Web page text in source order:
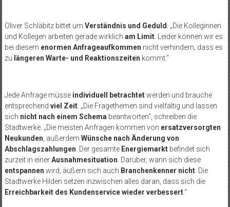
Oliver Schläbitz bittet um Verständnis und Geduld: „Die Kolleginnen
und Kollegen arbeiten gerade wirklich am Limit. Leider können wir es
bei diesem enormen Anfrageaufkommen nicht verhindern, dass es
zu längeren Warte- und Reaktionszeiten kommt.“
Jede Anfrage müsse individuell betrachtetwerden und brauche
entsprechend viel Zeit: „Die Fragethemen sind vielfältig und lassen
sich nicht nach einem Schema beantworten“, schreiben die
Stadtwerke. „Die meisten Anfragen kommen von ersatzversorgten
Neukunden , außerdem Wünsche nach Änderung von
Abschlagszahlungen . Der gesamte Energiemarktbefindet sich
zurzeit in einerAusnahmesituation . Darüber, wann sich diese
entspannen wird, äußern sich auch Branchenkenner nicht. Die
Stadtwerke Hilden setzen inzwischen alles daran, dass sich die
Erreichbarkeit des Kundenservice wieder verbessert.“